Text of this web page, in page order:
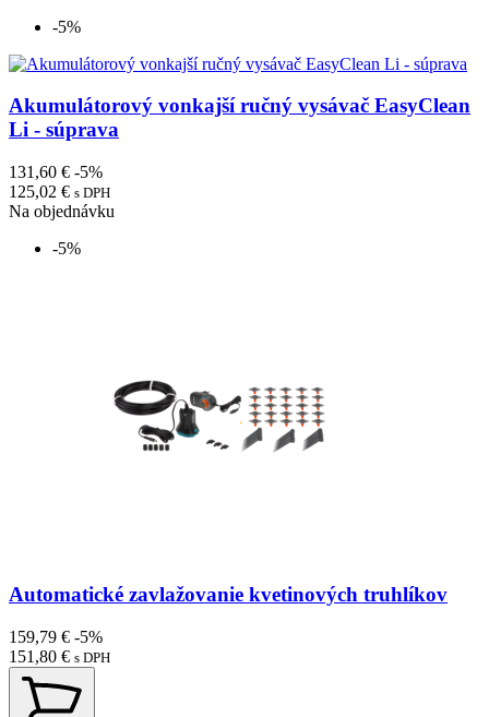
-5%
Akumulátorový vonkajší ručný vysávač EasyClean
Li - súprava
131,60 € -5%
125,02 € s DPH
Na objednávku
-5%
Automatické zavlažovanie kvetinových truhlíkov
159,79 € -5%
151,80 € s DPH